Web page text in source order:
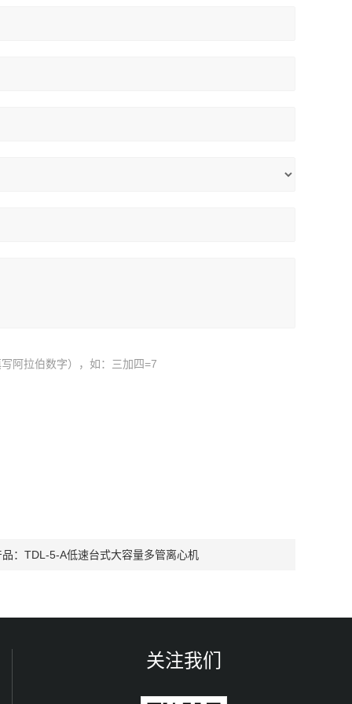
阿拉伯数字），如：三加四=7
： TDL-5-A低速台式大容量多管离心机
关注我们